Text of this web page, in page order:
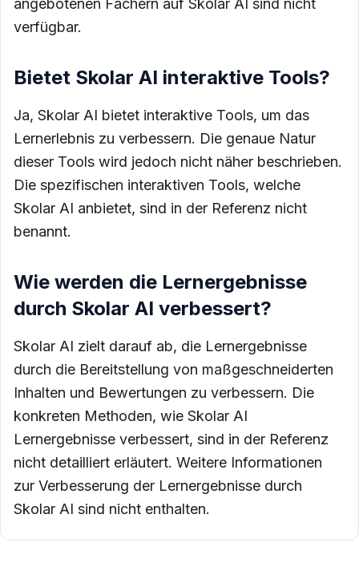
verfügbar.
Bietet Skolar AI interaktive Tools?
Ja, Skolar AI bietet interaktive Tools, um das
Lernerlebnis zu verbessern. Die genaue Natur
dieser Tools wird jedoch nicht näher beschrieben.
Die spezifischen interaktiven Tools, welche
Skolar AI anbietet, sind in der Referenz nicht
benannt.
Wie werden die Lernergebnisse
durch Skolar AI verbessert?
Skolar AI zielt darauf ab, die Lernergebnisse
durch die Bereitstellung von maßgeschneiderten
Inhalten und Bewertungen zu verbessern. Die
konkreten Methoden, wie Skolar AI
Lernergebnisse verbessert, sind in der Referenz
nicht detailliert erläutert. Weitere Informationen
zur Verbesserung der Lernergebnisse durch
Skolar AI sind nicht enthalten.